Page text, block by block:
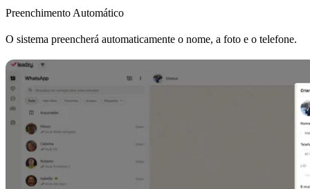
Preenchimento Automático
O sistema preencherá automaticamente o nome, a foto e o telefone.